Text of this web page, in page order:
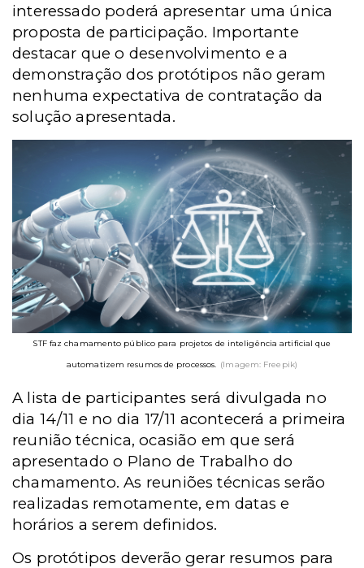
interessado poderá apresentar uma única
proposta de participação. Importante
destacar que o desenvolvimento e a
demonstração dos protótipos não geram
nenhuma expectativa de contratação da
solução apresentada.
STF faz chamamento público para projetos de inteligência artificial que
automatizem resumos de processos.
(Imagem: Freepik)
A lista de participantes será divulgada no
dia 14/11 e no dia 17/11 acontecerá a primeira
reunião técnica, ocasião em que será
apresentado o Plano de Trabalho do
chamamento. As reuniões técnicas serão
realizadas remotamente, em datas e
horários a serem definidos.
Os protótipos deverão gerar resumos para